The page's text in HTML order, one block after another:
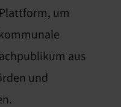
um
aus
und